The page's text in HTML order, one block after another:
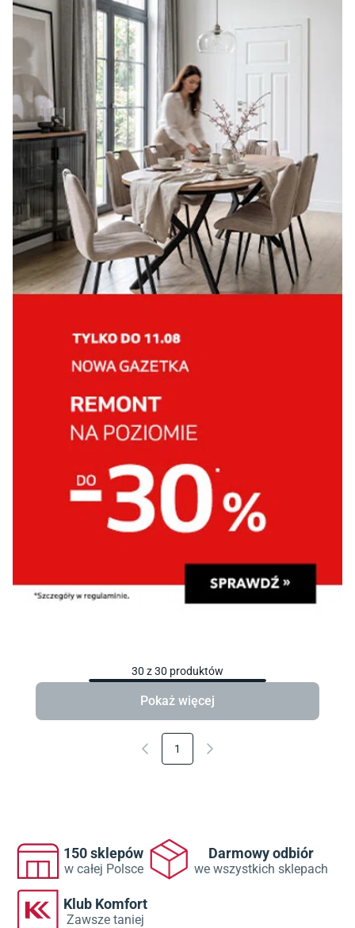
30 z30 produktów
Pokaż więcej
1
150 sklepów
w całej Polsce
Darmowy odbiór
we wszystkich sklepach
Klub Komfort
Zawsze taniej